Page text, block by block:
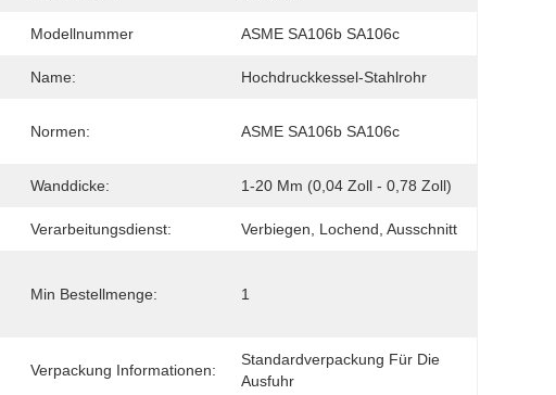
Modellnummer ASME SA106b SA106c
Name: Hochdruckkessel-Stahlrohr
Normen: ASME SA106b SA106c
Wanddicke: 1-20 Mm (0,04 Zoll - 0,78 Zoll)
Verarbeitungsdienst: Verbiegen, Lochend, Ausschnitt
Min Bestellmenge: 1
Verpackung Informationen:
Standardverpackung Für Die
Ausfuhr